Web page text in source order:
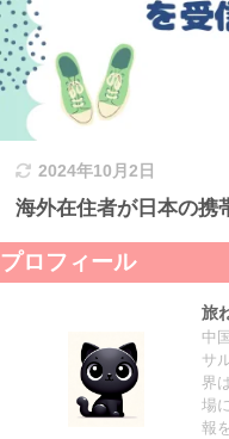
2024年10月2日
海外在住者が日本の携
プロフィール
旅
中
サ
界
場
報